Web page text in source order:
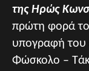
της Ηρώς
πρώτη φορά
υπογραφή του
Φώσκολο –